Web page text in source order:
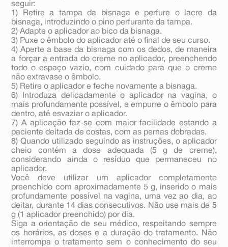
seguir:
1) Retire a tampa da bisnaga e perfure o lacre da
bisnaga, introduzindo o pino perfurante da tampa.
2) Adapte o aplicador ao bico da bisnaga.
3) Puxe o êmbolo do aplicador até o final de seu curso.
4) Aperte a base da bisnaga com os dedos, de maneira
a forçar a entrada do creme no aplicador, preenchendo
todo o espaço vazio, com cuidado para que o creme
não extravase o êmbolo.
5) Retire o aplicador e feche novamente a bisnaga.
6) Introduza delicadamente o aplicador na vagina, o
mais profundamente possível, e empurre o êmbolo para
dentro, até esvaziar o aplicador.
7) A aplicação faz-se com maior facilidade estando a
paciente deitada de costas, com as pernas dobradas.
8) Quando utilizado seguindo as instruções, o aplicador
cheio contém a dose adequada (5 g de creme),
considerando ainda o resíduo que permaneceu no
aplicador.
Você deve utilizar um aplicador completamente
preenchido com aproximadamente 5 g, inserido o mais
profundamente possível na vagina, uma vez ao dia, ao
deitar, durante 14 dias consecutivos. Não use mais de 5
g (1 aplicador preenchido) por dia.
Siga a orientação de seu médico, respeitando sempre
os horários, as doses e a duração do tratamento. Não
interrompa o tratamento sem o conhecimento do seu